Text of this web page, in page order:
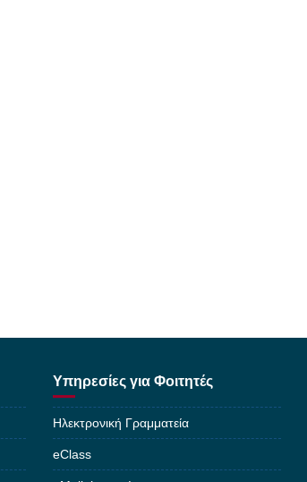
Υπηρεσίες για Φοιτητές
Ηλεκτρονική Γραμματεία
eClass